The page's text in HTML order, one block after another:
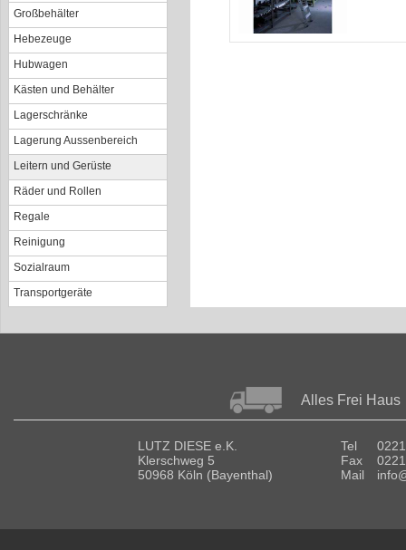
Großbehälter
Hebezeuge
Hubwagen
Kästen und Behälter
Lagerschränke
Lagerung Aussenbereich
Leitern und Gerüste
Räder und Rollen
Regale
Reinigung
Sozialraum
Transportgeräte
Alles Frei Haus
LUTZ DIESE e.K.
Klerschweg 5
50968 Köln (Bayenthal)
Tel
Fax
Mail